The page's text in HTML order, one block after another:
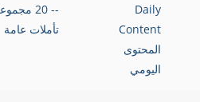
Daily
Content
المحتوى
اليومي
تأملات عامة